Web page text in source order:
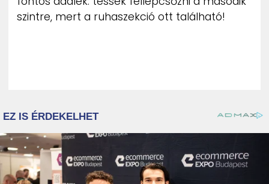
szintre, mert a ruhaszekció ott található!